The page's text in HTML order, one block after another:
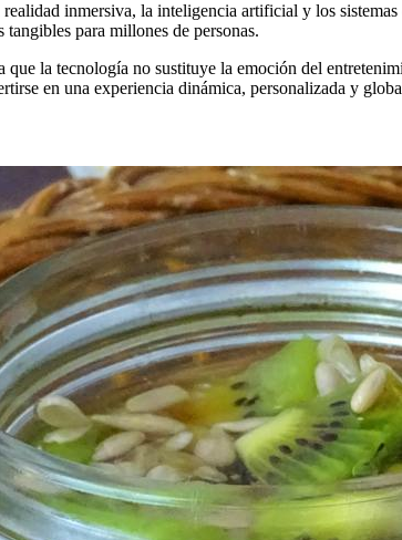
inmersiva, la inteligencia artificial y los
para millones de personas.
la tecnología no sustituye la emoción del
en una experiencia dinámica, personalizada y